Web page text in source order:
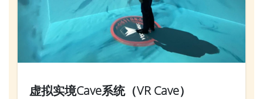
虚拟实境Cave系统（VR Cave）